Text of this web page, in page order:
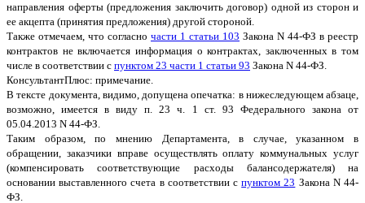
направления оферты (предложения заключить договор) одной из сторон и
ее акцепта (принятия предложения) другой стороной.
Также отмечаем, что согласно части 1 статьи 103 Закона N 44-ФЗ в реестр
контрактов не включается информация о контрактах, заключенных в том
числе в соответствии с пунктом 23 части 1 статьи 93 Закона N 44-ФЗ.
КонсультантПлюс: примечание.
В тексте документа, видимо, допущена опечатка: в нижеследующем абзаце,
возможно, имеется в виду п. 23 ч. 1 ст. 93 Федерального закона от
05.04.2013 N 44-ФЗ.
Таким образом, по мнению Департамента, в случае, указанном в
обращении, заказчики вправе осуществлять оплату коммунальных услуг
(компенсировать соответствующие расходы балансодержателя) на
основании выставленного счета в соответствии спунктом 23 Закона N 44-
ФЗ.